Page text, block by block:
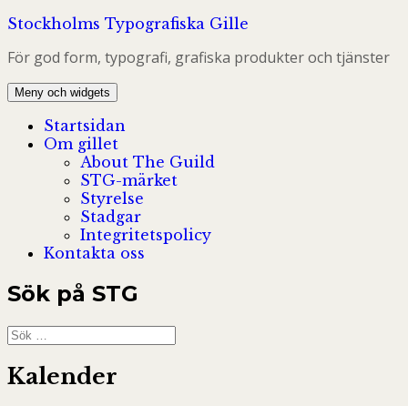
Hoppa
innehåll
Stockholms Typografiska Gille
För god form, typografi, grafiska produkter och tjänster
Meny och widgets
Startsidan
Om gillet
About The Guild
STG-märket
Styrelse
Stadgar
Integritetspolicy
Kontakta oss
Sök på STG
Sök
efter:
Kalender